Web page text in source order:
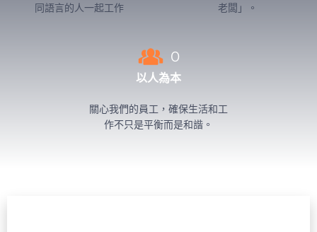
同語言的人一起工作
老闆」。
0
以人為本
關心我們的員工，確保生活和工
作不只是平衡而是和諧。